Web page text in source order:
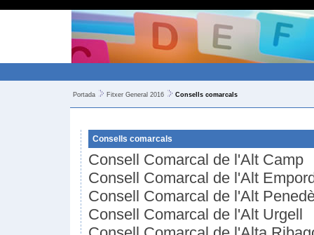
Portada Fitxer General 2016 Consells comarcals
Consells comarcals
Consell Comarcal de l'Alt Camp
Consell Comarcal de l'Alt
Consell Comarcal de l'Alt
Consell Comarcal de l'Alt Urgell